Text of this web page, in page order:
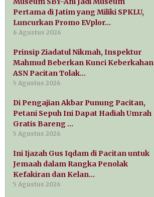
Pertama di Jatim yang Miliki SPKLU,
Luncurkan Promo EVplor…
6 Agustus 2026
Prinsip Ziadatul Nikmah, Inspektur
Mahmud Beberkan Kunci Keberkahan
ASN Pacitan Tolak…
5 Agustus 2026
Di Pengajian Akbar Punung Pacitan,
Petani Sepuh Ini Dapat Hadiah Umrah
Gratis Bareng …
5 Agustus 2026
Ini Ijazah Gus Iqdam di Pacitan untuk
Jemaah dalam Rangka Penolak
Kefakiran dan Kelan…
5 Agustus 2026